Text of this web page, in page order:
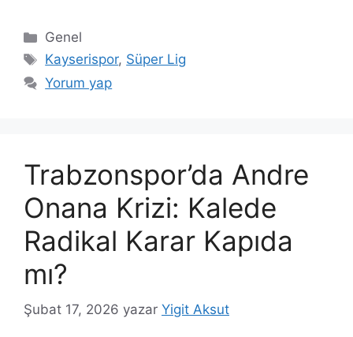
Kategoriler
Genel
Etiketler
Kayserispor, Süper Lig
Yorum yap
Trabzonspor’da Andre
Onana Krizi: Kalede
Radikal Karar Kapıda
mı?
Şubat 17, 2026 yazar Yigit Aksut